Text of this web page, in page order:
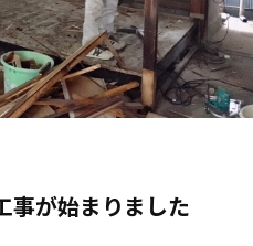
事が始まりました